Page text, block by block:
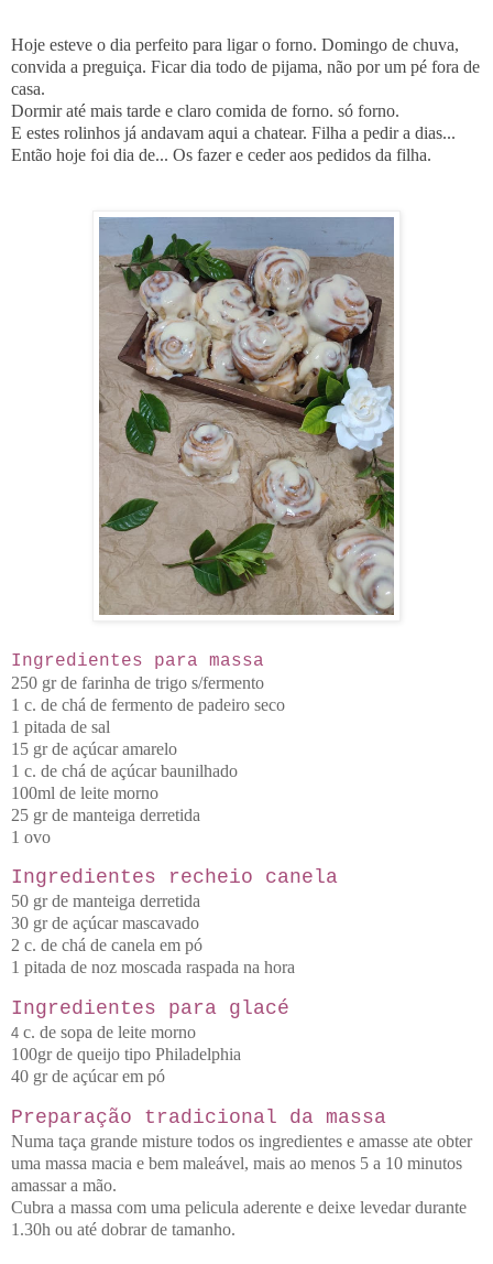
Hoje esteve o dia perfeito para ligar o forno. Domingo de chuva,
convida a preguiça. Ficar dia todo de pijama, não por um pé fora de
casa.
Dormir até mais tarde e claro comida de forno. só forno.
E estes rolinhos já andavam aqui a chatear. Filha a pedir a dias...
Então hoje foi dia de... Os fazer e ceder aos pedidos da filha.
Ingredientes para massa
250 gr de farinha de trigo s/fermento
1 c. de chá de fermento de padeiro seco
1 pitada de sal
15 gr de açúcar amarelo
1 c. de chá de açúcar baunilhado
100ml de leite morno
25 gr de manteiga derretida
1 ovo
Ingredientes recheio canela
50 gr de manteiga derretida
30 gr de açúcar mascavado
2 c. de chá de canela em pó
1 pitada de noz moscada raspada na hora
Ingredientes para glacé
4 c. de sopa de leite morno
100gr de queijo tipo Philadelphia
40 gr de açúcar em pó
Preparação tradicional da massa
Numa taça grande misture todos os ingredientes e amasse ate obter
uma massa macia e bem maleável, mais ao menos 5 a 10 minutos
amassar a mão.
Cubra a massa com uma pelicula aderente e deixe levedar durante
1.30h ou até dobrar de tamanho.